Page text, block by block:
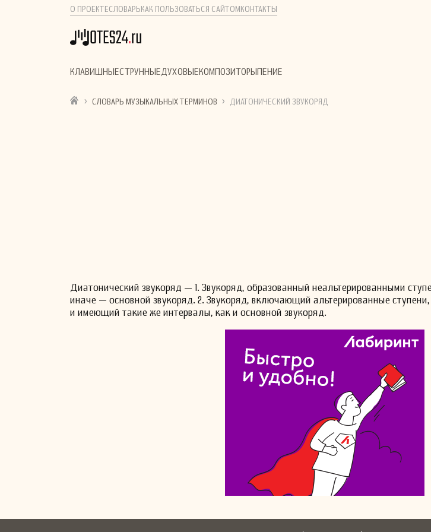
О ПРОЕКТЕСЛОВАРЬ КАК ПОЛЬЗОВАТЬСЯ САЙТОМ КОНТАКТЫ
КЛАВИШНЫЕСТРУННЫЕДУХОВЫЕКОМПОЗИТОРЫ ПЕНИЕ
› СЛОВАРЬ МУЗЫКАЛЬНЫХ ТЕРМИНОВ › ДИАТОНИЧЕСКИЙ ЗВУКОРЯД
Диатонический звукоряд — 1. Звукоряд, образованный неальтерированными
иначе — основной звукоряд. 2. Звукоряд, включающий альтерированные
и имеющий такие же интервалы, как и основной звукоряд.